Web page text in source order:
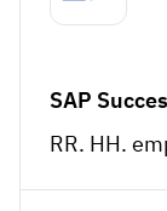
SAP
RR. HH.